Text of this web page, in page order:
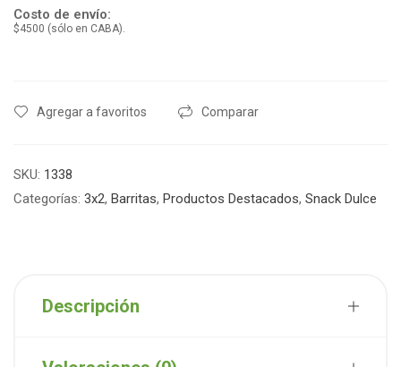
Costo de envío:
$4500 (sólo en CABA).
Agregar a favoritos Comparar
SKU: 1338
Categorías: 3x2, Barritas, Productos Destacados, Snack Dulce
Descripción